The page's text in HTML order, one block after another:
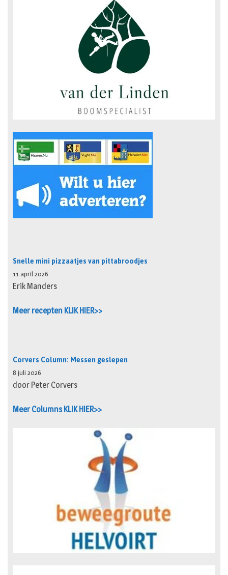
Snelle mini pizzaatjes van pittabroodjes
11 april 2026
Erik Manders
Meer recepten KLIK HIER>>
Corvers Column: Messen geslepen
8 juli 2026
door Peter Corvers
Meer Columns KLIK HIER>>